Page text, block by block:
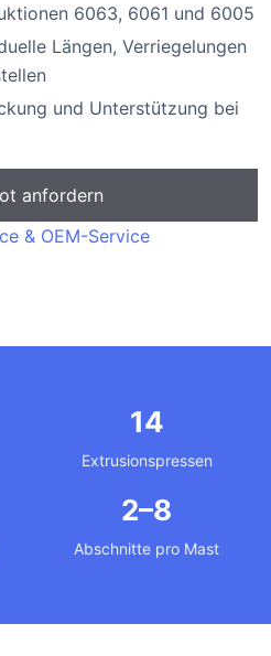
6063, 6061 und 6005
Längen, Verriegelungen
und Unterstützung bei
anfordern
& OEM-Service
14
Extrusionspressen
2–8
Abschnitte pro Mast